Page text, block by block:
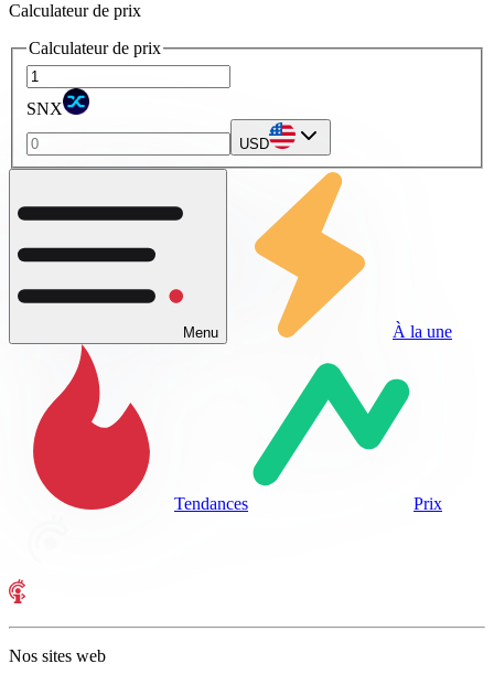
Calculateur de prix
Calculateur de prix
SNX
USD
Menu À la une
Tendances Prix
Nos sites web